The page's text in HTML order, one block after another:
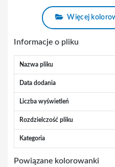
Więcej
Informacje o pliku
Nazwa pliku
Data dodania
Liczba wyświetleń
Rozdzielczość pliku
Kategoria
Powiązane kolorowanki